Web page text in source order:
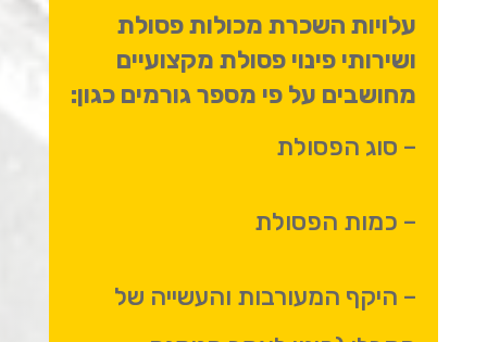
עלויות השכרת מכולות פסולת
ושירותי פינוי פסולת מקצועיים
מחושבים על פי מספר גורמים כגון:
– סוג הפסולת
– כמות הפסולת
– היקף המעורבות והעשייה של